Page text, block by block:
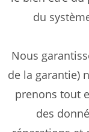
du
Nous
de la garantie)
prenons tout
des